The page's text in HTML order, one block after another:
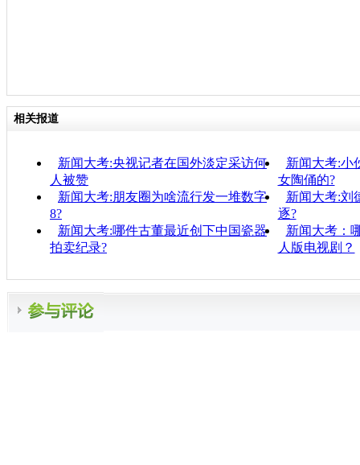
相关报道
新闻大考:央视记者在国外淡定采访何
人被赞
新闻大考:小
女陶俑的?
新闻大考:朋友圈为啥流行发一堆数字
8?
新闻大考:刘
逐?
新闻大考:哪件古董最近创下中国瓷器
拍卖纪录?
新闻大考：
人版电视剧？